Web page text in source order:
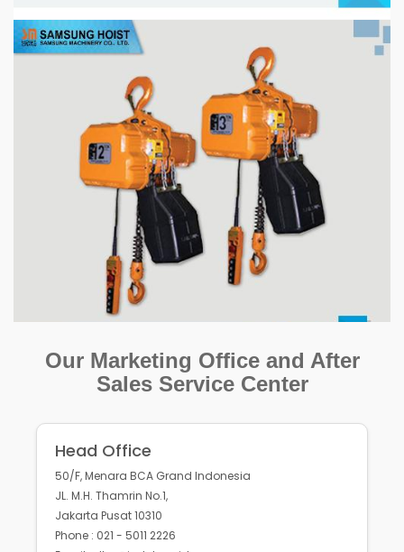
Our Marketing Office and After
Sales Service Center
Head Office
50/F, Menara BCA Grand Indonesia
JL. M.H. Thamrin No.1,
Jakarta Pusat 10310
Phone : 021 - 5011 2226